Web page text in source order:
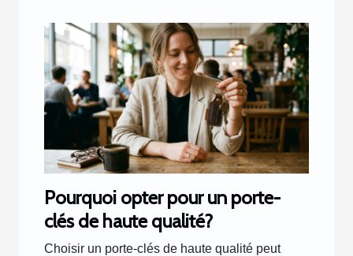
Pourquoi opter pour un porte-
clés de haute qualité?
Choisir un porte-clés de haute qualité peut